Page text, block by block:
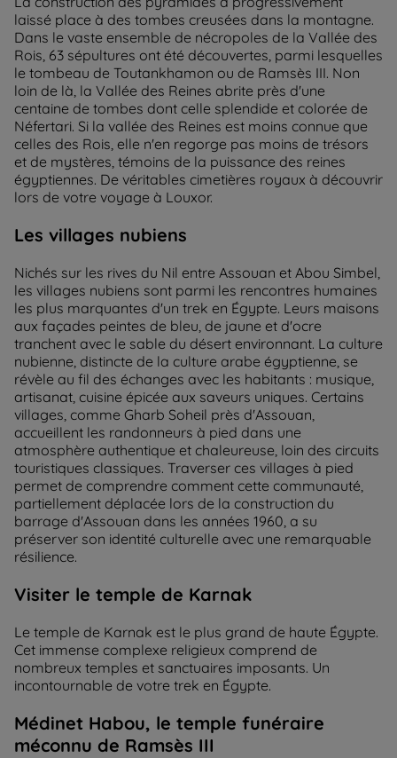
laissé place à des tombes creusées dans la montagne.
Dans le vaste ensemble de nécropoles de la Vallée des
Rois, 63 sépultures ont été découvertes, parmi lesquelles
le tombeau de Toutankhamon ou de Ramsès III. Non
loin de là, la Vallée des Reines abrite près d'une
centaine de tombes dont celle splendide et colorée de
Néfertari. Si la vallée des Reines est moins connue que
celles des Rois, elle n'en regorge pas moins de trésors
et de mystères, témoins de la puissance des reines
égyptiennes. De véritables cimetières royaux à découvrir
lors de votre voyage à Louxor.
Les villages nubiens
Nichés sur les rives du Nil entre Assouan et Abou Simbel,
les villages nubiens sont parmi les rencontres humaines
les plus marquantes d'un trek en Égypte. Leurs maisons
aux façades peintes de bleu, de jaune et d'ocre
tranchent avec le sable du désert environnant. La culture
nubienne, distincte de la culture arabe égyptienne, se
révèle au fil des échanges avec les habitants : musique,
artisanat, cuisine épicée aux saveurs uniques. Certains
villages, comme Gharb Soheil près d'Assouan,
accueillent les randonneurs à pied dans une
atmosphère authentique et chaleureuse, loin des circuits
touristiques classiques. Traverser ces villages à pied
permet de comprendre comment cette communauté,
partiellement déplacée lors de la construction du
barrage d'Assouan dans les années 1960, a su
préserver son identité culturelle avec une remarquable
résilience.
Visiter le temple de Karnak
Le temple de Karnak est le plus grand de haute Égypte.
Cet immense complexe religieux comprend de
nombreux temples et sanctuaires imposants. Un
incontournable de votre trek en Égypte.
Médinet Habou, le temple funéraire
méconnu de Ramsès III